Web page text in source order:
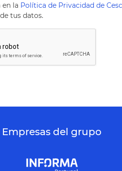
la Política de Privacidad de
tus datos.
Empresas del grupo